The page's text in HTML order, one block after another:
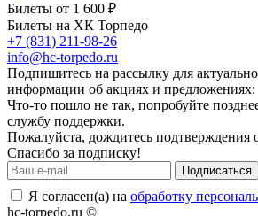
Билеты от 1 600 ₽
Билеты на ХК Торпедо
+7 (831) 211-98-26
info@hc-torpedo.ru
Подпишитесь на рассылку для
информации об акциях и предложениях:
Что-то пошло не так, попробуйте
службу поддержки.
Пожалуйста, дождитесь подтверждения
Спасибо за подписку!
Подписаться
Я согласен(а) на обработку
hc-torpedo.ru ©